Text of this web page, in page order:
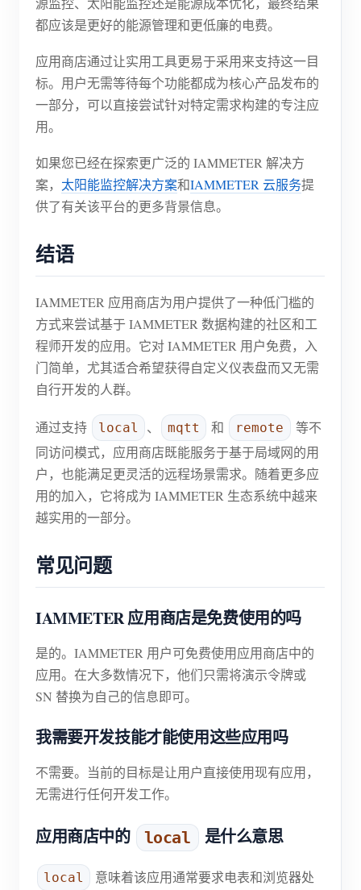
都应该是更好的能源管理和更低廉的电费。
应用商店通过让实用工具更易于采用来支持这一目
标。用户无需等待每个功能都成为核心产品发布的
一部分，可以直接尝试针对特定需求构建的专注应
用。
如果您已经在探索更广泛的 IAMMETER 解决方
案， 太阳能监控解决方案和IAMMETER 云服务提
供了有关该平台的更多背景信息。
结语
IAMMETER 应用商店为用户提供了一种低门槛的
方式来尝试基于 IAMMETER 数据构建的社区和工
程师开发的应用。它对 IAMMETER 用户免费，入
门简单，尤其适合希望获得自定义仪表盘而又无需
自行开发的人群。
通过支持 local 、 mqtt 和 remote
等不
同访问模式，应用商店既能服务于基于局域网的用
户，也能满足更灵活的远程场景需求。随着更多应
用的加入，它将成为 IAMMETER 生态系统中越来
越实用的一部分。
常见问题
IAMMETER 应用商店是免费使用的吗
是的。IAMMETER 用户可免费使用应用商店中的
应用。在大多数情况下，他们只需将演示令牌或
SN 替换为自己的信息即可。
我需要开发技能才能使用这些应用吗
不需要。当前的目标是让用户直接使用现有应用，
无需进行任何开发工作。
应用商店中的 local 是什么意思
local 意味着该应用通常要求电表和浏览器处